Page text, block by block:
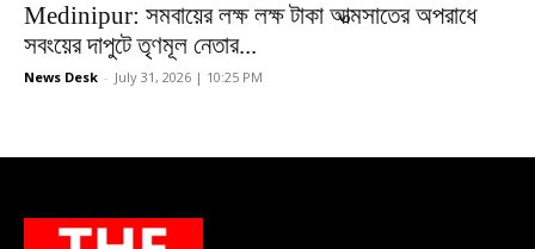
Medinipur: সমবায়ের লক্ষ লক্ষ টাকা আত্মসাতের অপরাধে
সবংয়ের দাপুটে তৃণমূল নেতার...
News Desk - July 31, 2026 | 10:25 PM